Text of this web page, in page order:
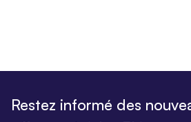
Restez informé des